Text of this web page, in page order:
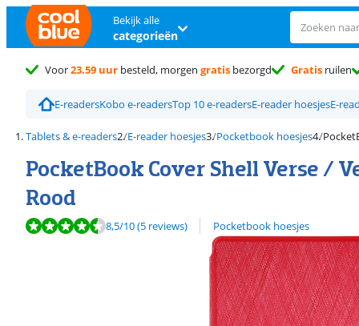
Bekijk alle
categorieën
Voor23.59 uur besteld, morgen gratis bezorgd Gratis ruilen
E-readersKobo e-readersTop 10 e-readersE-reader hoesjesE-
Tablets & e-readers E-reader hoesjes Pocketbook hoesjes
PocketBook Cover Shell Verse /
Rood
Beoordeling is 8,5 van de 10, gebaseerd op 5 reviews.
8,5/10(5 reviews)
Bekijk alle Pocketbook hoesjes